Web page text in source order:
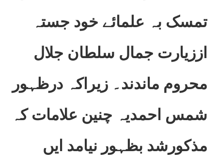
تمسک بہ علمائے خود جستہ
اززیارت جمال سلطان جلال
محروم ماندند۔ زیراکہ درظہور
شمس احمدیہ چنین علامات کہ
مذکورشد بظہور نیامد ایں